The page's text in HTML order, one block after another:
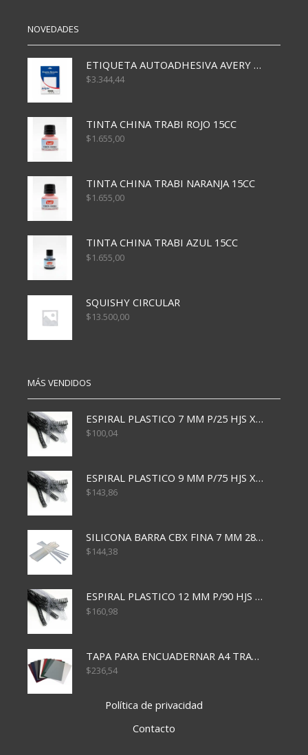
NOVEDADES
ETIQUETA AUTOADHESIVA AVERY 3026 30H 20 X 70
$3.344,44
TINTA CHINA TRABI ROJO 15CC
$1.655,00
TINTA CHINA TRABI NARANJA 15CC
$1.655,00
TINTA CHINA TRABI AZUL 15CC
$1.655,00
SQUISHY CIRCULAR
$13.500,00
MÁS VENDIDOS
ESPIRAL PLASTICO 7 MM P/25 HJS X50x3000
$100,04
ESPIRAL PLASTICO 9 MM P/75 HJS X50X2400
$143,86
SILICONA BARRA CBX FINA 7 MM 28 CM
$144,38
ESPIRAL PLASTICO 12 MM P/90 HJS X50X1500
$160,98
TAPA PARA ENCUADERNAR A4 TRANSP x50x500
$236,54
Política de privacidad
Contacto